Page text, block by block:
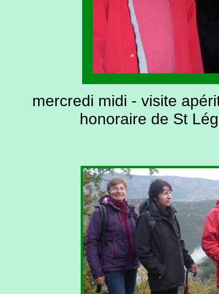
mercredi midi - visite
honoraire de St